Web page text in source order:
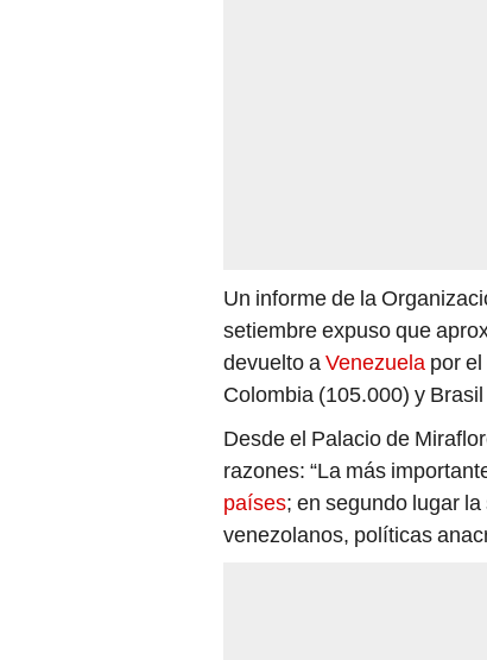
Un informe de la
setiembre expuso que
devuelto a Venezuela por el
Colombia (105.000) y
Desde el Palacio de
razones: “La más
países; en segundo lugar
venezolanos, políticas